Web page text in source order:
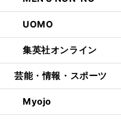
UOMO
集英社オンライン
芸能・情報・スポーツ
Myojo